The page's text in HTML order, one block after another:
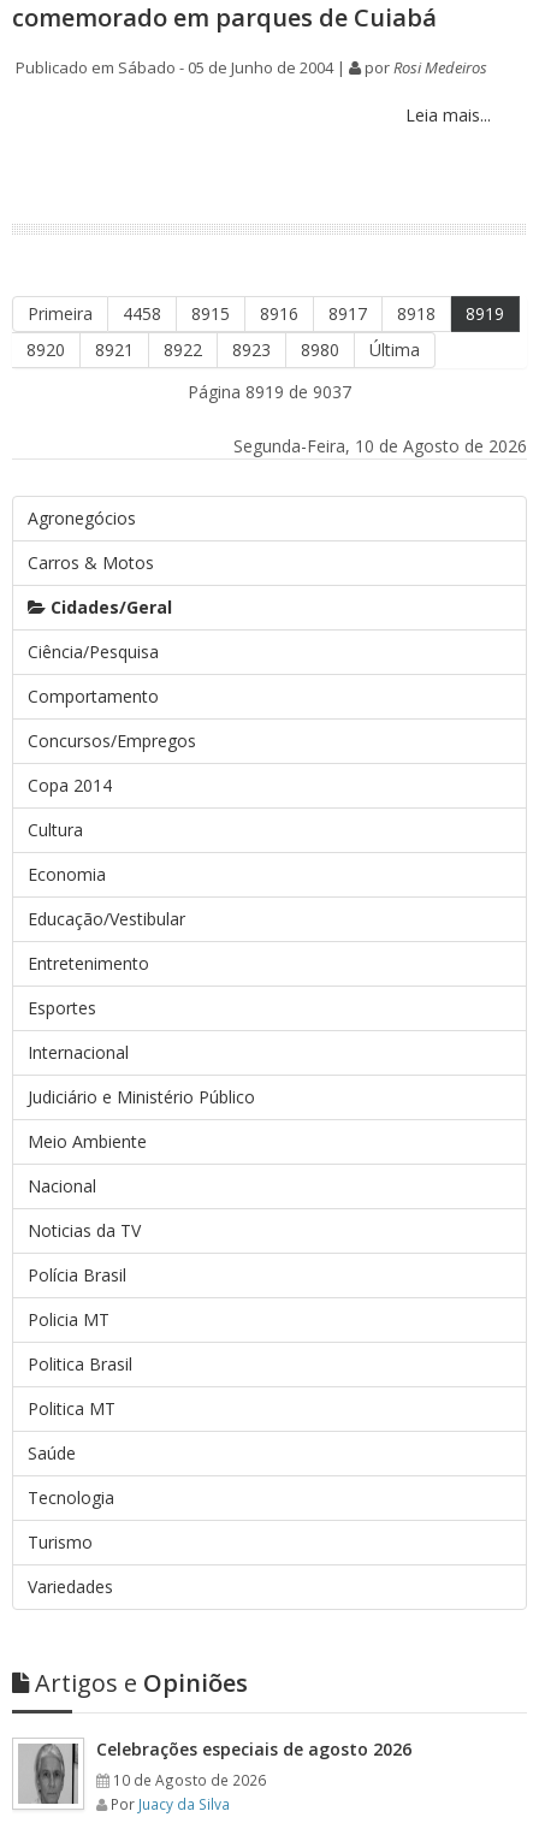
comemorado em parques de Cuiabá
Publicado em Sábado - 05 de Junho de 2004 | porRosi Medeiros
Leia mais...
Primeira 4458 8915 8916 8917 8918
8919
8920
8921 8922 8923 8980
Última
Página 8919 de 9037
Segunda-Feira, 10 de Agosto de 2026
Agronegócios
Carros & Motos
Cidades/Geral
Ciência/Pesquisa
Comportamento
Concursos/Empregos
Copa 2014
Cultura
Economia
Educação/Vestibular
Entretenimento
Esportes
Internacional
Judiciário e Ministério Público
Meio Ambiente
Nacional
Noticias da TV
Polícia Brasil
Policia MT
Politica Brasil
Politica MT
Saúde
Tecnologia
Turismo
Variedades
Artigos e Opiniões
Celebrações especiais de agosto 2026
10 de Agosto de 2026
Por Juacy da Silva